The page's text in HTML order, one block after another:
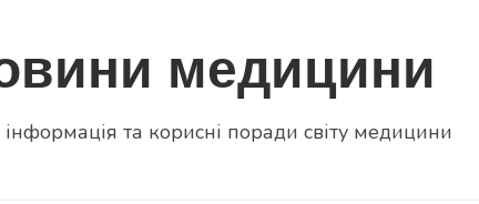
медицини
інформація та корисні поради світу медицини